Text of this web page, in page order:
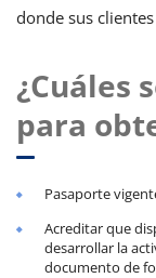
donde sus
¿Cuáles
para
Pasaporte
Acreditar que
desarrollar la
documento de